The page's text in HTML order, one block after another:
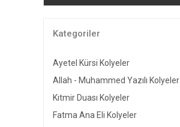
Kategoriler
Ayetel Kürsi Kolyeler
Allah - Muhammed Yazılı Kolyeler
Kıtmir Duası Kolyeler
Fatma Ana Eli Kolyeler